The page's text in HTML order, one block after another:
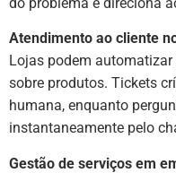
Atendimento ao cliente
Lojas podem
sobre produtos. Tickets
humana, enquanto
instantaneamente pelo
Gestão de serviços em